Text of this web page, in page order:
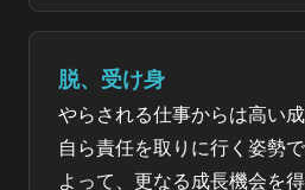
脱、受け身
やらされる仕事からは高い成
自ら責任を取りに行く姿勢
よって、更なる成長機会を得